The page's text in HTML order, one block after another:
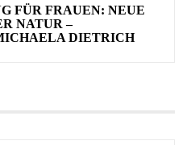
FÜR FRAUEN: NEUE
NATUR –
DIETRICH